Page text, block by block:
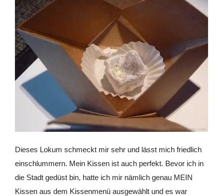
Dieses Lokum schmeckt mir sehr und lässt mich friedlich
einschlummern. Mein Kissen ist auch perfekt. Bevor ich in
die Stadt gedüst bin, hatte ich mir nämlich genau MEIN
Kissen aus dem Kissenmenü ausgewählt und es war